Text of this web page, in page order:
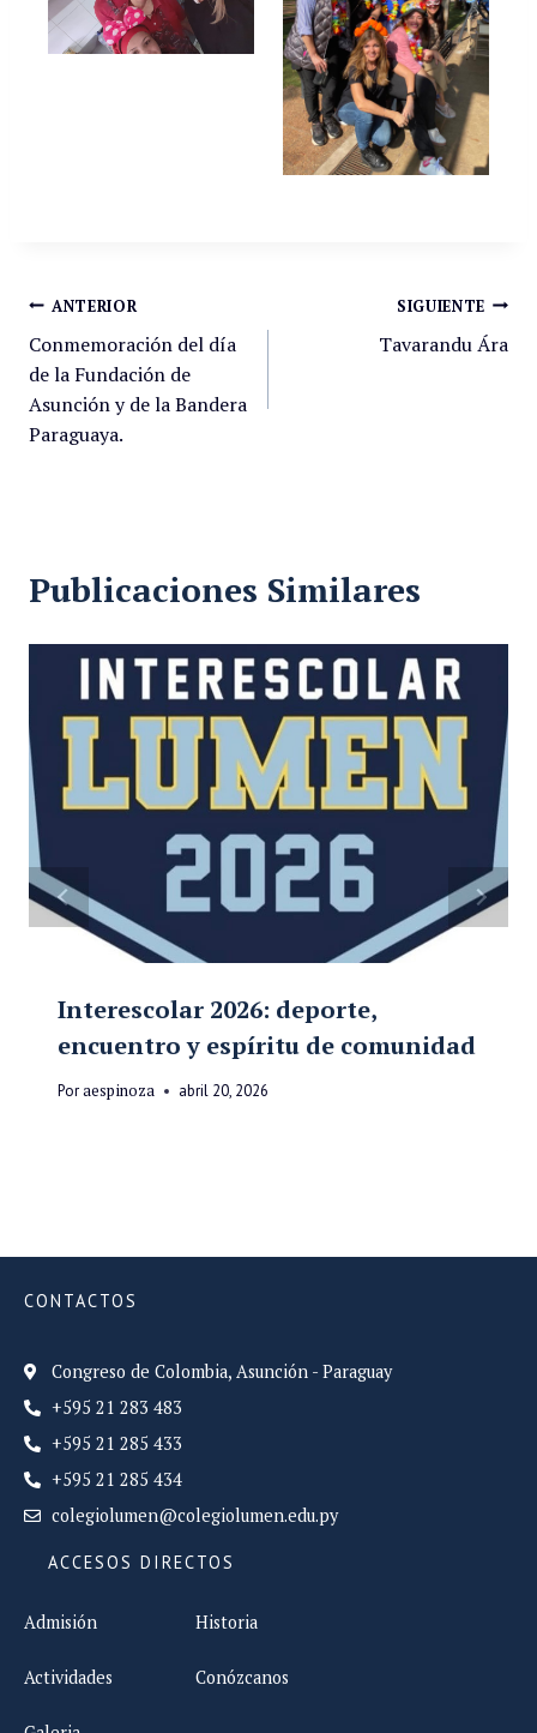
ANTERIOR
Conmemoración del día
de la Fundación de
Asunción y de la Bandera
Paraguaya.
SIGUIENTE
Tavarandu Ára
Publicaciones Similares
Interescolar 2026: deporte,
encuentro y espíritu de comunidad
Poraespinoza abril 20, 2026
CONTACTOS
Congreso de Colombia, Asunción - Paraguay
+595 21 283 483
+595 21 285 433
+595 21 285 434
colegiolumen@colegiolumen.edu.py
ACCESOS DIRECTOS
Admisión
Actividades
Historia
Conózcanos